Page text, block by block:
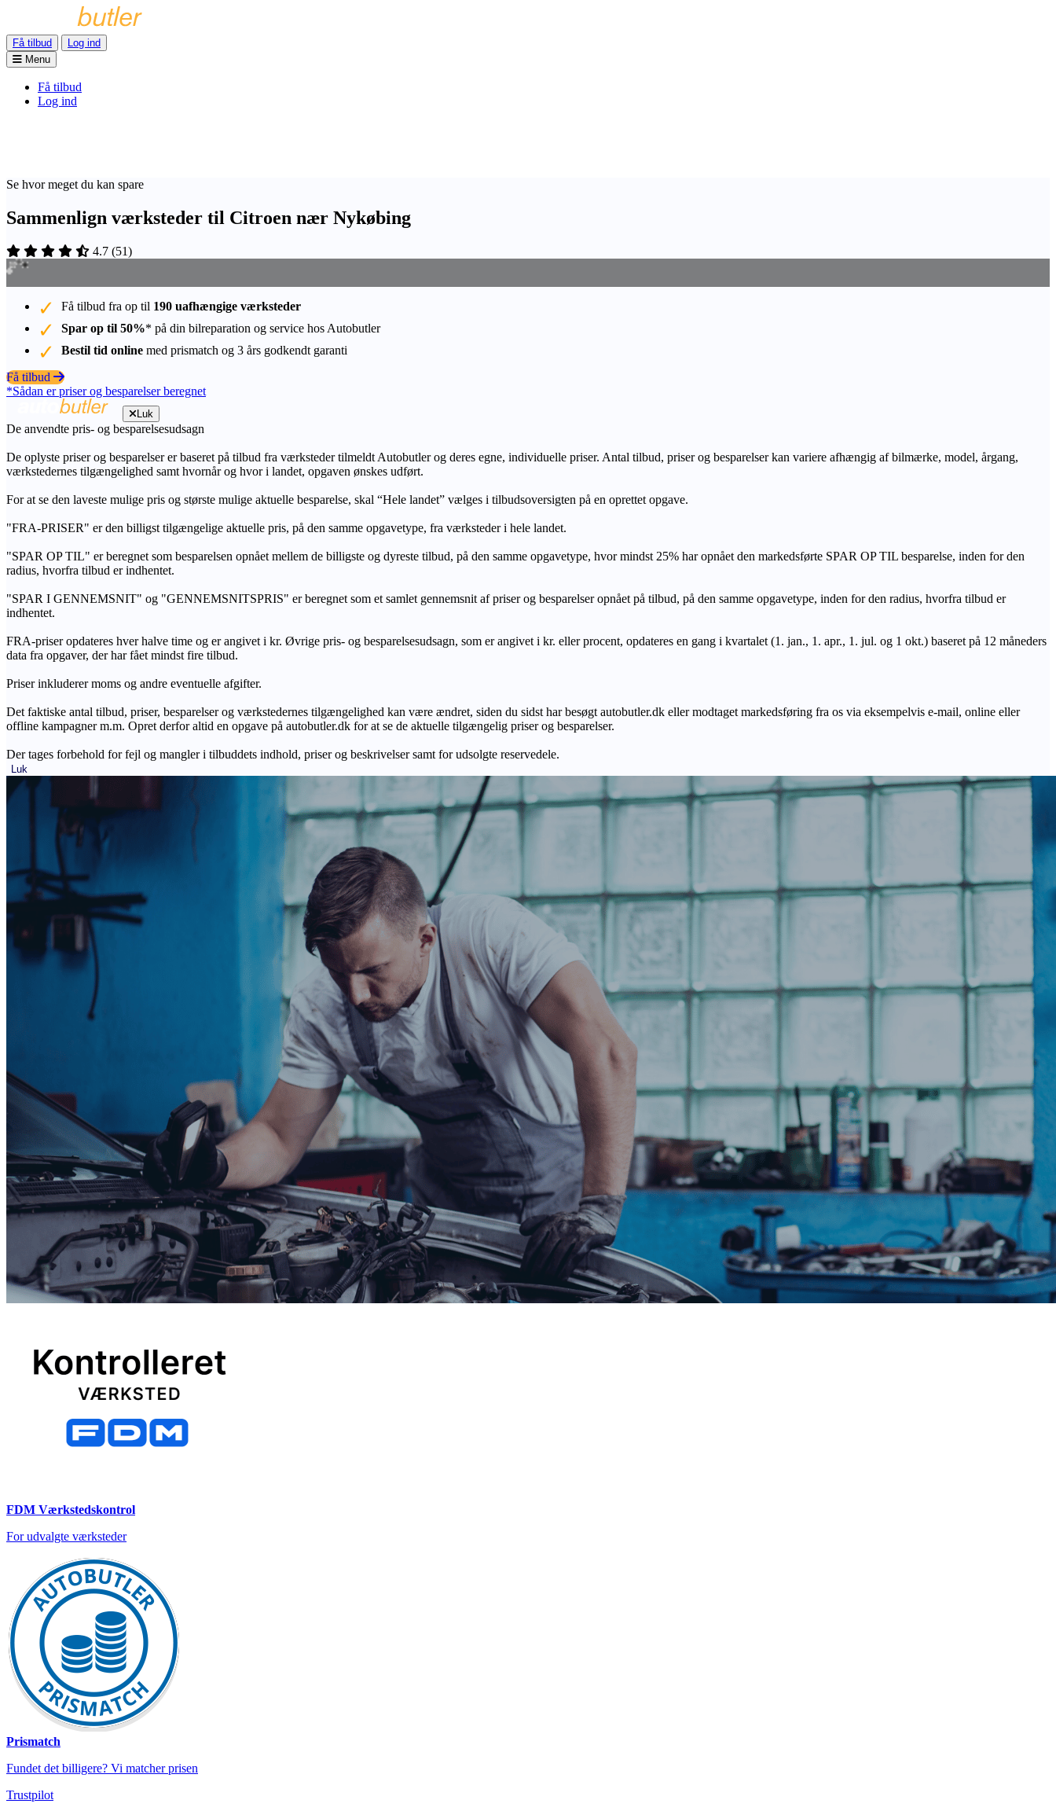
Få tilbud
Log ind
Menu
Få tilbud
Log ind
Se hvor meget du kan spare
Sammenlign værksteder til Citroen nær Nykøbing
4.7 (51)
Få tilbud fra op til 190 uafhængige værksteder
Spar op til 50%* på din bilreparation og service hos Autobutler
Bestil tid online med prismatch og 3 års godkendt garanti
Få tilbud
*Sådan er priser og besparelser beregnet
Luk
De anvendte pris- og besparelsesudsagn
De oplyste priser og besparelser er baseret på tilbud fra værksteder tilmeldt Autobutler og deres egne, individuelle priser. Antal tilbud, priser og besparelser kan variere afhængig af bilmærke, model, årgang,
værkstedernes tilgængelighed samt hvornår og hvor i landet, opgaven ønskes udført.
For at se den laveste mulige pris og største mulige aktuelle besparelse, skal “Hele landet” vælges i tilbudsoversigten på en oprettet opgave.
"FRA-PRISER" er den billigst tilgængelige aktuelle pris, på den samme opgavetype, fra værksteder i hele landet.
"SPAR OP TIL" er beregnet som besparelsen opnået mellem de billigste og dyreste tilbud, på den samme opgavetype, hvor mindst 25% har opnået den markedsførte SPAR OP TIL besparelse, inden for den
radius, hvorfra tilbud er indhentet.
"SPAR I GENNEMSNIT" og "GENNEMSNITSPRIS" er beregnet som et samlet gennemsnit af priser og besparelser opnået på tilbud, på den samme opgavetype, inden for den radius, hvorfra tilbud er
indhentet.
FRA-priser opdateres hver halve time og er angivet i kr. Øvrige pris- og besparelsesudsagn, som er angivet i kr. eller procent, opdateres en gang i kvartalet (1. jan., 1. apr., 1. jul. og 1 okt.) baseret på 12 måneders
data fra opgaver, der har fået mindst fire tilbud.
Priser inkluderer moms og andre eventuelle afgifter.
Det faktiske antal tilbud, priser, besparelser og værkstedernes tilgængelighed kan være ændret, siden du sidst har besøgt autobutler.dk eller modtaget markedsføring fra os via eksempelvis e-mail, online eller
offline kampagner m.m. Opret derfor altid en opgave på autobutler.dk for at se de aktuelle tilgængelig priser og besparelser.
Der tages forbehold for fejl og mangler i tilbuddets indhold, priser og beskrivelser samt for udsolgte reservedele.
Luk
FDM Værkstedskontrol
For udvalgte værksteder
Prismatch
Fundet det billigere? Vi matcher prisen
Trustpilot